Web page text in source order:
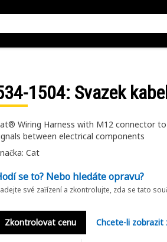
1504: Svazek
Wiring Harness with M12 connector
between electrical components
Cat
se to? Nebo hledáte opravu?
své zařízení a zkontrolujte, zda se tato
Zkontrolovat cenu Chcete-li zobrazit